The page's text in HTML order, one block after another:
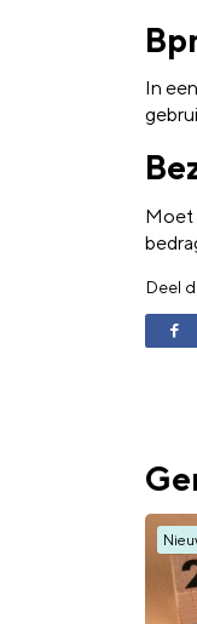
In
Moet
Deel